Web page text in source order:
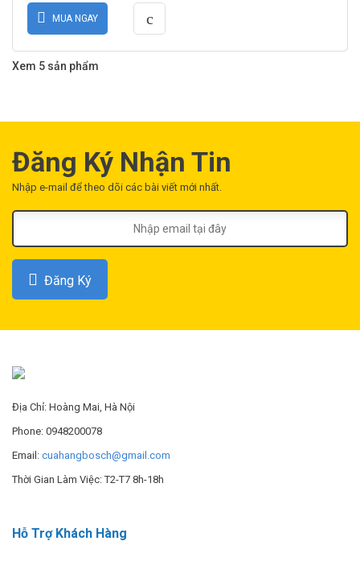
MUA NGAY
Xem 5 sản phẩm
Đăng Ký Nhận Tin
Nhập e-mail để theo dõi các bài viết mới nhất.
Đăng Ký
Địa Chỉ: Hoàng Mai, Hà Nội
Phone: 0948200078
Email: cuahangbosch@gmail.com
Thời Gian Làm Việc: T2-T7 8h-18h
Hỗ Trợ Khách Hàng